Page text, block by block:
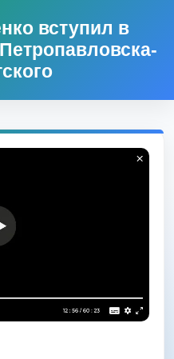
вступил в